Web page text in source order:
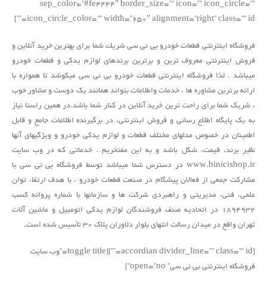
sep_color=”#fe4444″ border_size=”” icon=”” icon_circle=””
icon_circle_color=”” width=”650″ alignment=”right” class=”” id=””]
فروشگاه اینترنتی قطعات خودرو بی نی سی شريك شما برای بهترين خريد آنلاين و
فروش اينترنتی معروف ترین و برترین برندهای لوازم یدکی و قطعات خودرو
ميباشد . لذا فروشگاه اینترنتی قطعات خودرو بی نی سی ميكوشد تا همواره با
ارائه برترين مشاوره ها ، خدمات واطلاعات بتواند همانند یک دوست و مشاور خوب
، شریک شما برای راحت ترین خريد آنلاین در کنار شما باشد.در همین راستا نیاز
به یک پایگاه اطلاع رسانی و فروش اینترنتی، در برگیرنده اطلاعات جامع و قابل
اطمینان در خصوص مدلهای مختلف قطعات و لوازم یدکی خودرو و ویژگیهای آنها
نظیر برند، قیمت، شکل باشد و به این مفتخریم . خدماتی که در وب سایت
www.binicishop.ir در دسترس شما میباشد توسط فروشگاه بی نی سی با
مشارکت جمعی از فعالان پیشگام در صنعت قطعات خودرو ، با هدف ارتقاء توان
علمی، فنی، مدیریتی و راهبردی شرکت ها و سازمان­ها با شماره پروانه کسب
1894932 در اتحادیه صنف فروشندگان لوازم یدکی اتومبیل و ماشین آلات
تهران واقع در میدان رسالت انتهای بلوار دلاوران پلاک 30 تأسیس شده است.
[accordian divider_line=”” class=”” id=””][toggle title=”وب سایت
فروشگاه اینترنتی بی نی سی” open=”no”]